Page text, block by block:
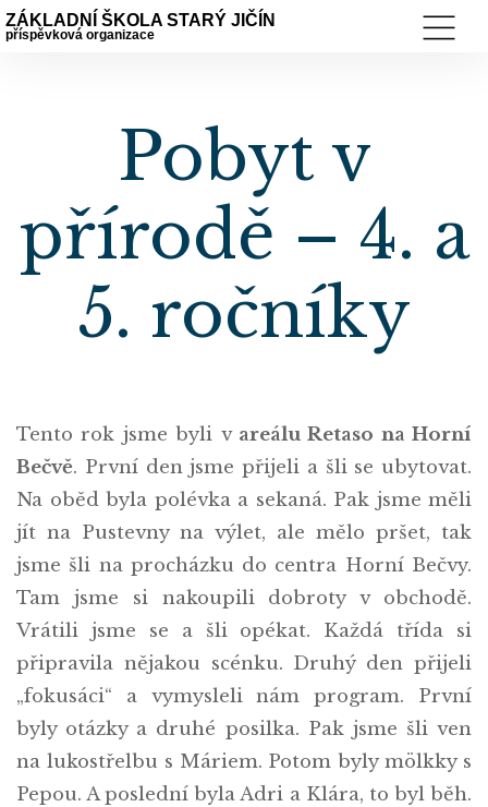
ZÁKLADNÍ ŠKOLA STARÝ JIČÍN
příspěvková organizace
Pobyt v
přírodě – 4. a
5. ročníky
Tento rok jsme byli v areálu Retaso na Horní
Bečvě. První den jsme přijeli a šli se ubytovat.
Na oběd byla polévka a sekaná. Pak jsme měli
jít na Pustevny na výlet, ale mělo pršet, tak
jsme šli na procházku do centra Horní Bečvy.
Tam jsme si nakoupili dobroty v obchodě.
Vrátili jsme se a šli opékat. Každá třída si
připravila nějakou scénku. Druhý den přijeli
„fokusáci“ a vymysleli nám program. První
byly otázky a druhé posilka. Pak jsme šli ven
na lukostřelbu s Máriem. Potom byly mölkky s
Pepou. A poslední byla Adri a Klára, to byl běh.